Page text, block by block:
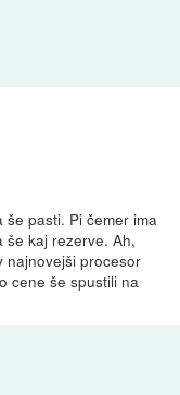
pasti. Pi čemer ima
še kaj rezerve. Ah,
najnovejši procesor
cene še spustili na